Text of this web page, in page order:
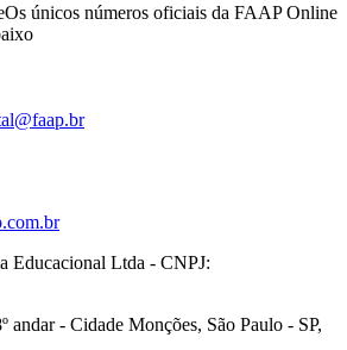
Os únicos números oficiais da FAAP Online
Educacional Ltda - CNPJ:
andar - Cidade Monções, São Paulo - SP,